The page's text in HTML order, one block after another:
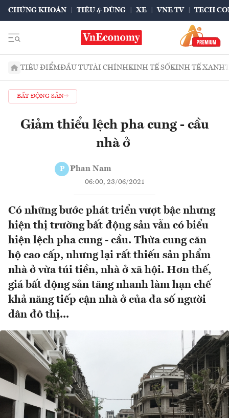
CHỨNG KHOÁN TIÊU & DÙNG XE VNE TV TECH
TIÊU ĐIỂMĐẦU TƯTÀI CHÍNHKINH TẾ SỐKINH TẾ XANH
BẤT ĐỘNG SẢN
Giảm thiểu lệch pha cung - cầu
nhà ở
P Phan Nam
06:00, 23/06/2021
Có những bước phát triển vượt bậc nhưng
hiện thị trường bất động sản vẫn có biểu
hiện lệch pha cung - cầu. Thừa cung căn
hộ cao cấp, nhưng lại rất thiếu sản phẩm
nhà ở vừa túi tiền, nhà ở xã hội. Hơn thế,
giá bất động sản tăng nhanh làm hạn chế
khả năng tiếp cận nhà ở của đa số người
dân đô thị...